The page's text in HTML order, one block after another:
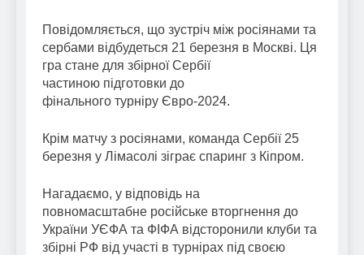
Повідомляється, що зустріч між росіянами та
сербами відбудеться 21 березня в Москві. Ця
гра стане для збірної Сербії
частиною підготовки до
фінального турніру Євро-2024.
Крім матчу з росіянами, команда Сербії 25
березня у Лімасолі зіграє спаринг з Кіпром.
Нагадаємо, у відповідь на
повномасштабне російське вторгнення до
України УЄФА та ФІФА відсторонили клуби та
збірні РФ від участі в турнірах під своєю